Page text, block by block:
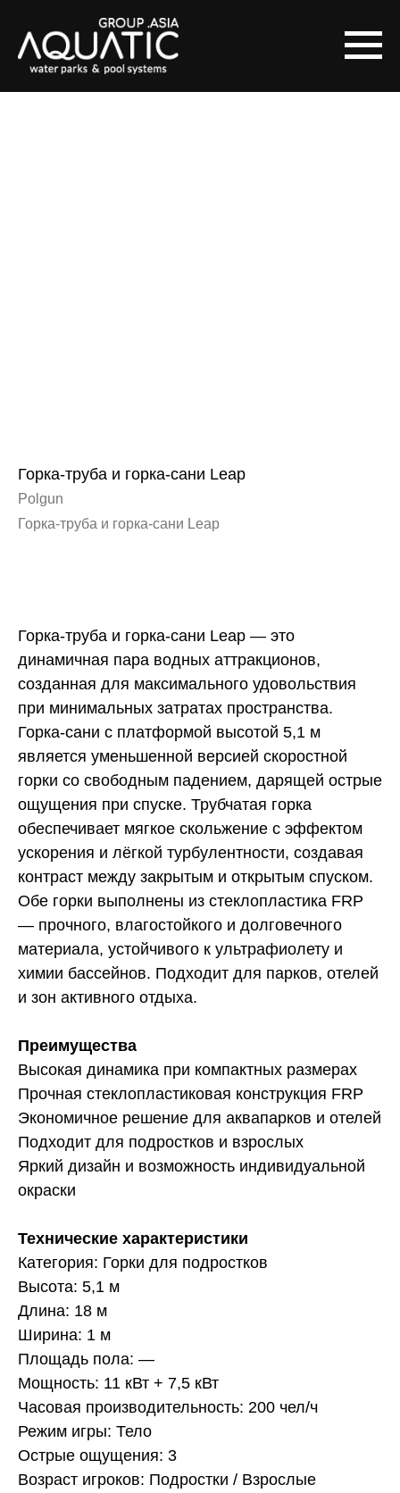
Горка-труба и горка-сани Leap
Polgun
Горка-труба и горка-сани Leap
Горка-труба и горка-сани Leap — это
динамичная пара водных аттракционов,
созданная для максимального удовольствия
при минимальных затратах пространства.
Горка-сани с платформой высотой 5,1 м
является уменьшенной версией скоростной
горки со свободным падением, дарящей острые
ощущения при спуске. Трубчатая горка
обеспечивает мягкое скольжение с эффектом
ускорения и лёгкой турбулентности, создавая
контраст между закрытым и открытым спуском.
Обе горки выполнены из стеклопластика FRP
— прочного, влагостойкого и долговечного
материала, устойчивого к ультрафиолету и
химии бассейнов. Подходит для парков, отелей
и зон активного отдыха.
Преимущества
Высокая динамика при компактных размерах
Прочная стеклопластиковая конструкция FRP
Экономичное решение для аквапарков и отелей
Подходит для подростков и взрослых
Яркий дизайн и возможность индивидуальной
окраски
Технические характеристики
Категория: Горки для подростков
Высота: 5,1 м
Длина: 18 м
Ширина: 1 м
Площадь пола: —
Мощность: 11 кВт + 7,5 кВт
Часовая производительность: 200 чел/ч
Режим игры: Тело
Острые ощущения: 3
Возраст игроков: Подростки / Взрослые